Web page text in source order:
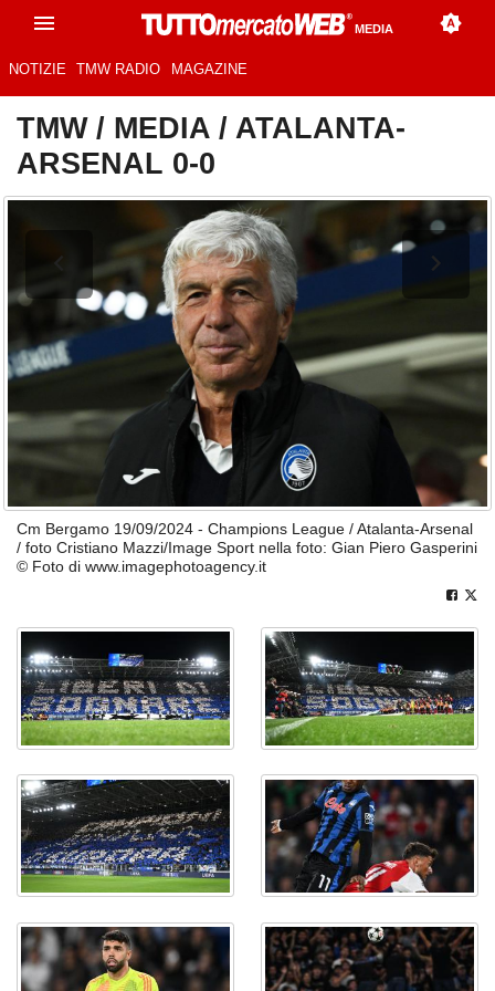
MEDIA
NOTIZIE TMW RADIO MAGAZINE
TMW/ MEDIA / ATALANTA-
ARSENAL 0-0
Cm Bergamo 19/09/2024 - Champions League / Atalanta-Arsenal
/ foto Cristiano Mazzi/Image Sport nella foto: Gian Piero Gasperini
© Foto di www.imagephotoagency.it